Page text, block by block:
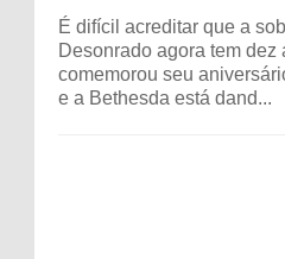
É difícil acreditar que a
Desonrado agora tem dez
comemorou seu
e a Bethesda está dand...